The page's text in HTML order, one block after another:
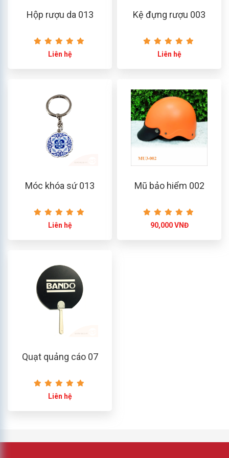
Hộp rượu da 013
Liên hệ
Kệ đựng rượu 003
Liên hệ
Móc khóa sứ 013
Liên hệ
Mũ bảo hiểm 002
90,000 VNĐ
Quạt quảng cáo 07
Liên hệ